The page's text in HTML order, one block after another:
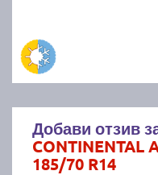
Добави отзив
CONTINENTAL
185/70 R14